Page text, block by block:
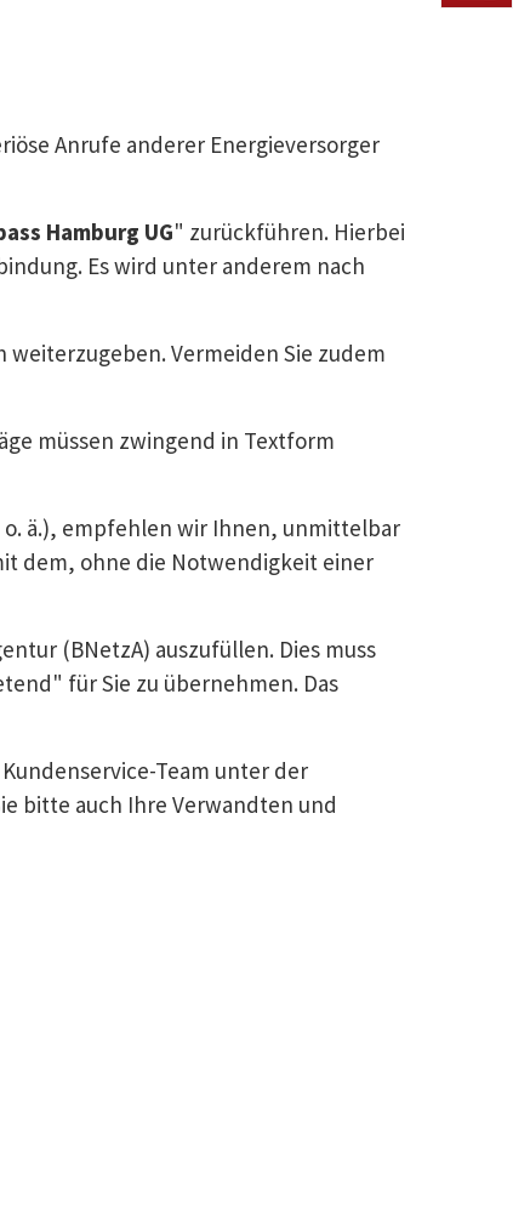
Anrufe anderer Energieversorger
Hamburg UG" zurückführen. Hierbei
Es wird unter anderem nach
Vermeiden Sie zudem
müssen zwingend in Textform
ä.), empfehlen wir Ihnen, unmittelbar
dem, ohne die Notwendigkeit einer
(BNetzA) auszufüllen. Dies muss
für Sie zu übernehmen. Das
Team unter der
bitte auch Ihre Verwandten und